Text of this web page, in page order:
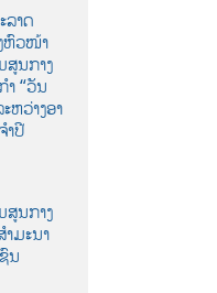
າດ
ຫົວໜ້າ
ສູນກາງ
“ວັນ
ຫວ່າງອາ
ຳປີ
ສູນກາງ
ມະນາ
ນ